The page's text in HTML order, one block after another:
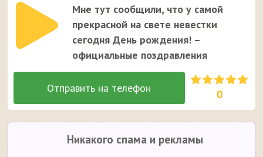
Мне тут сообщили, что у самой
прекрасной на свете невестки
сегодня День рождения! –
официальные поздравления
0
Никакого спама и рекламы